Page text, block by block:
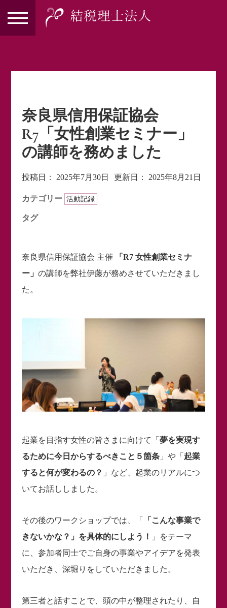
奈良県信用保証協会
R7「女性創業セミナー」
の講師を務めました
投稿日： 2025年7月30日 更新日： 2025年8月21日
カテゴリー 活動記録
タグ
奈良県信用保証協会 主催
「R7 女性創業セミナ
ー」 の講師を弊社伊藤が務めさせていただきまし
た。
起業を目指す女性の皆さまに向けて「 夢を実現す
るために今日からするべきこと５箇条」や「 起業
すると何が変わるの？ 」など、起業のリアルにつ
いてお話ししました。
その後のワークショップでは、「
「こんな事業で
きないかな？」を具体的にしよう！
」をテーマ
に、参加者同士でご自身の事業やアイデアを発表
いただき、深堀りをしていただきました。
第三者と話すことで、頭の中が整理されたり、自